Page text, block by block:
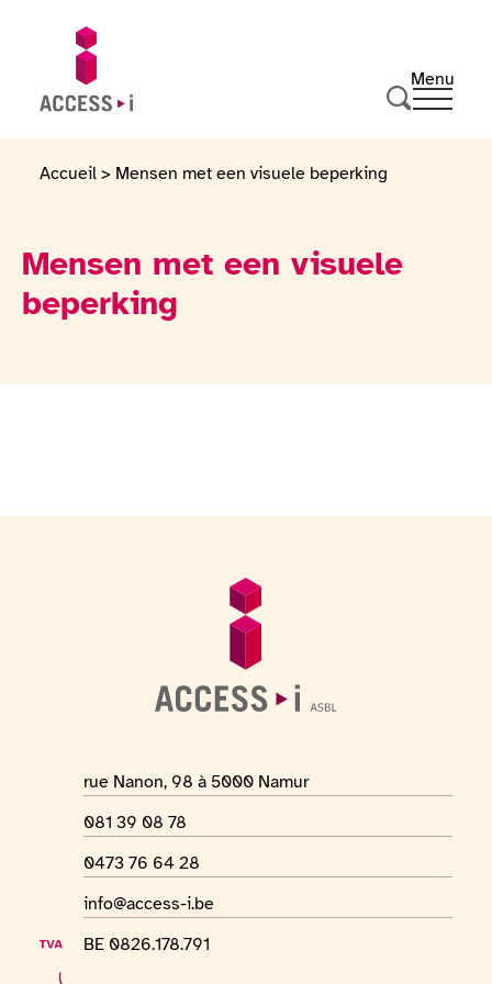
Naar de inhoud gaan
Menu
Ouvrir
Accueil > Mensen met een visuele beperking
Mensen met een visuele
beperking
Algemene informatie
Adres van de locatie
rue Nanon, 98 à 5000 Namur
Telefoonnummer
081 39 08 78
Whatsapp-nummer
0473 76 64 28
E-mailadres
info@access-i.be
BTW-nummer
BE 0826.178.791